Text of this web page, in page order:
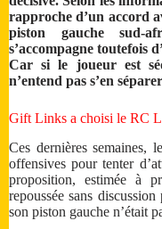
rapproche d’un accord
piston gauche sud-
s’accompagne toutefois
Car si le joueur est
n’entend pas s’en
Gift Links a choisi le RC
Ces dernières semaines,
offensives pour tenter
proposition, estimée à
repoussée sans
son piston gauche n’était